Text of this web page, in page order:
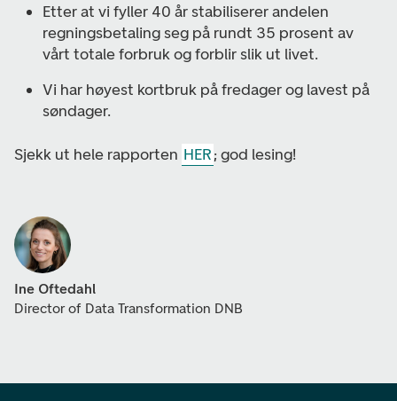
Etter at vi fyller 40 år stabiliserer andelen
regningsbetaling seg på rundt 35 prosent av
vårt totale forbruk og forblir slik ut livet.
Vi har høyest kortbruk på fredager og lavest på
søndager.
Sjekk ut hele rapporten HER; god lesing!
Ine Oftedahl
Director of Data Transformation DNB